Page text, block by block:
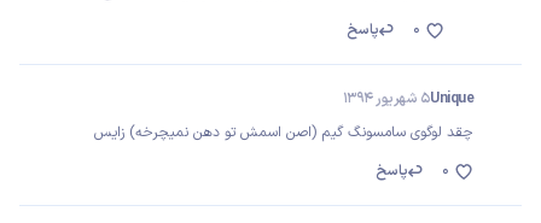
پاسخ
0
Unique5 شهریور 1394
چقد لوگوی سامسونگ گیم (اصن اسمش تو دهن نمیچرخه) زایس
پاسخ
0